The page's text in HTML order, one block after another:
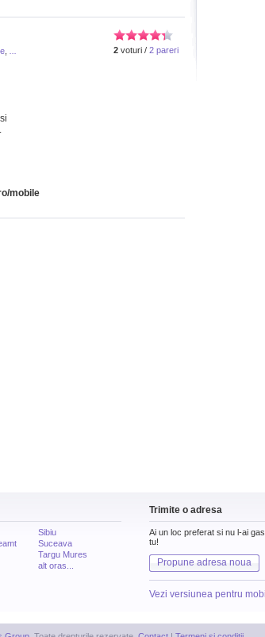
2 voturi / 2 pareri
mobile
Sibiu
Suceava
Targu Mures
alt oras...
Trimite o adresa
Ai un loc preferat si nu l-ai
tu!
Propune adresa noua
Vezi versiunea pentru mobil